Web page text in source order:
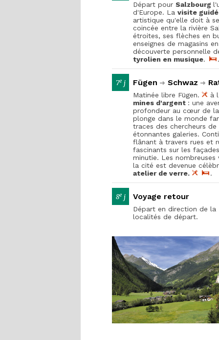
Départ pour Salzbourg
d'Europe. La visite
artistique qu'elle doit à
coincée entre la rivière
étroites, ses flèches en
enseignes de magasins
découverte personnelle
tyrolien en musique. .
7e j Fügen Schwaz
Matinée libre Fügen.
à
mines d'argent : une
profondeur au cœur de
plonge dans le monde
traces des chercheurs
étonnantes galeries.
flânant à travers rues et
fascinants sur les
minutie. Les
la cité est devenue
atelier de verre.
.
8e j Voyage retour
Départ en direction de la
localités de départ.